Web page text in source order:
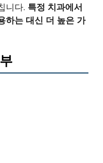
니다. 특정 치과에서
하는 대신 더 높은 가